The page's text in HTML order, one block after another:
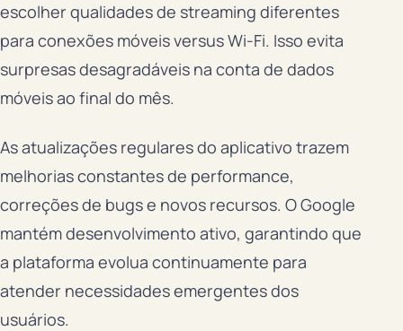
escolher qualidades de streaming diferentes
para conexões móveis versus Wi-Fi. Isso evita
surpresas desagradáveis na conta de dados
móveis ao final do mês.
As atualizações regulares do aplicativo trazem
melhorias constantes de performance,
correções de bugs e novos recursos. O Google
mantém desenvolvimento ativo, garantindo que
a plataforma evolua continuamente para
atender necessidades emergentes dos
usuários.